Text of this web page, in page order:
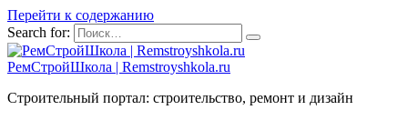
Перейти к содержанию
Search for:
РемСтройШкола | Remstroyshkola.ru
Строительный портал: строительство, ремонт и дизайн